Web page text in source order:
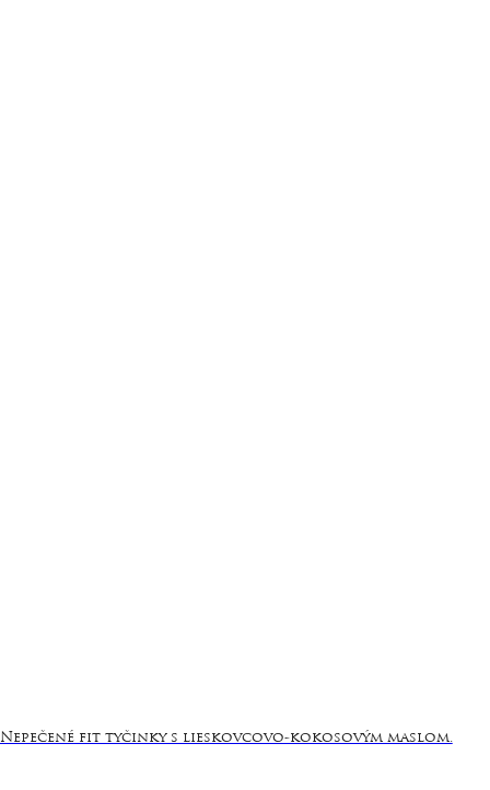
Nepečené fit tyčinky s lieskovcovo-kokosovým maslom.